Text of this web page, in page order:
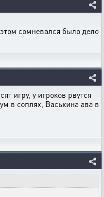
сомневался было дело
игру, у игроков рвутся
в соплях, Васькина ава в